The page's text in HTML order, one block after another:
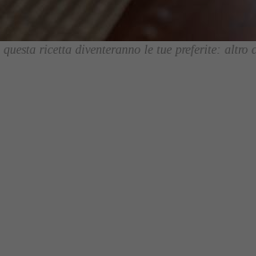
questa ricetta diventeranno le tue preferite: